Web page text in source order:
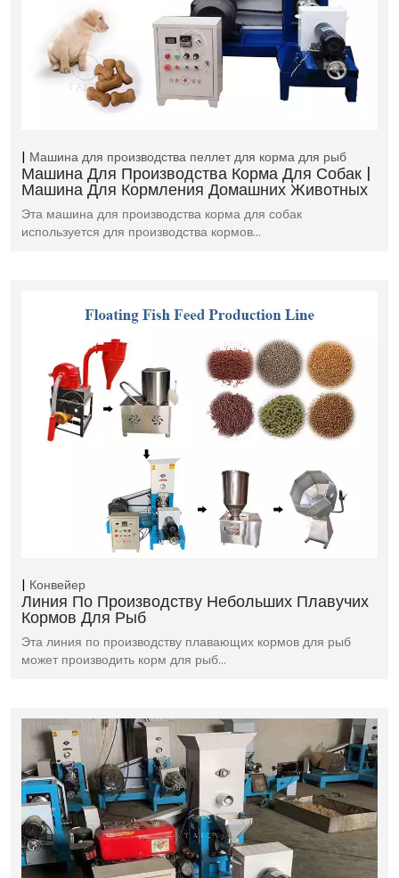
Машина для производства пеллет для корма для рыб
Машина Для Производства Корма Для Собак |
Машина Для Кормления Домашних Животных
Эта машина для производства корма для собак
используется для производства кормов…
Конвейер
Линия По Производству Небольших Плавучих
Кормов Для Рыб
Эта линия по производству плавающих кормов для рыб
может производить корм для рыб…